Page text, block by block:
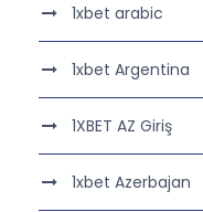
1xbet arabic
1xbet Argentina
1XBET AZ Giriş
1xbet Azerbajan